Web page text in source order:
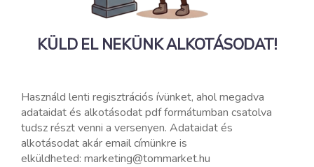
KÜLD EL NEKÜNK ALKOTÁSODAT!
Használd lenti regisztrációs ívünket, ahol megadva
adataidat és alkotásodat pdf formátumban csatolva
tudsz részt venni a versenyen. Adataidat és
alkotásodat akár email címünkre is
elküldheted: marketing@tommarket.hu